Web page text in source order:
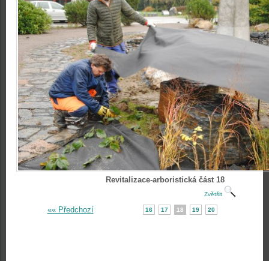
Revitalizace-arboristická část 18
Zvětšit
«« Předchozí 16 17 18 19 20